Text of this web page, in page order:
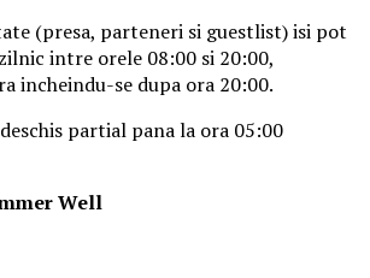
(presa, parteneri si guestlist) isi pot
intre orele 08:00 si 20:00,
incheindu-se dupa ora 20:00.
partial pana la ora 05:00
Well